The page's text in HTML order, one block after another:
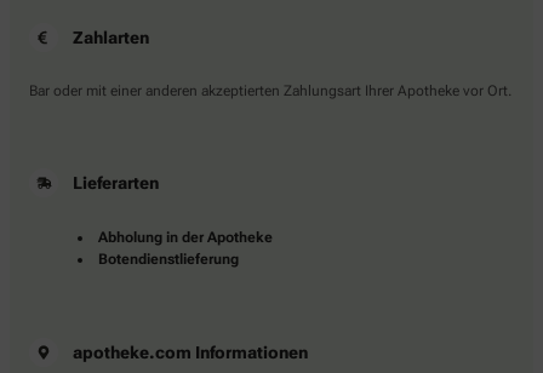
Zahlarten
Bar oder mit einer anderen akzeptierten Zahlungsart Ihrer Apotheke vor Ort.
Lieferarten
Abholung in der Apotheke
Botendienstlieferung
apotheke.com Informationen